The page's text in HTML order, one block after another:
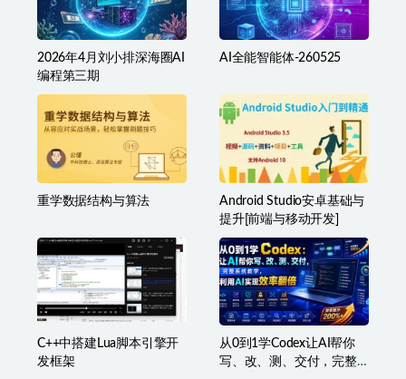
2026年4月刘小排深海圈AI
编程第三期
AI全能智能体-260525
重学数据结构与算法
Android Studio安卓基础与
提升[前端与移动开发]
C++中搭建Lua脚本引擎开
发框架
从0到1学Codex让AI帮你
写、改、测、交付，完整